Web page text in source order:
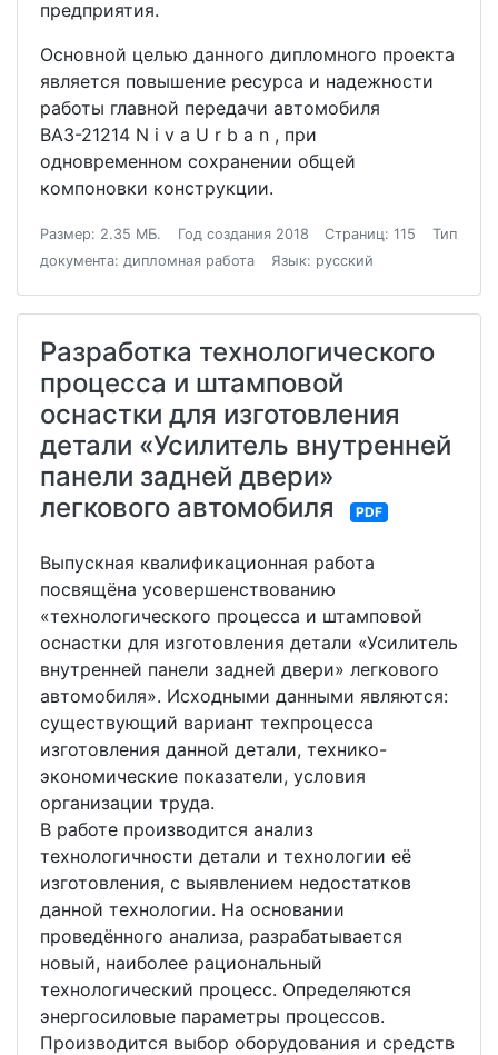
предприятия.
Основной целью данного дипломного проекта
является повышение ресурса и надежности
работы главной передачи автомобиля
ВАЗ-21214 N i v a U r b a n , при
одновременном сохранении общей
компоновки конструкции.
Размер: 2.35 МБ. Год создания 2018 Страниц: 115
Тип
документа: дипломная работа
Язык: русский
Разработка технологического
процесса и штамповой
оснастки для изготовления
детали «Усилитель внутренней
панели задней двери»
легкового автомобиля
PDF
Выпускная квалификационная работа
посвящёна усовершенствованию
«технологического процесса и штамповой
оснастки для изготовления детали «Усилитель
внутренней панели задней двери» легкового
автомобиля». Исходными данными являются:
существующий вариант техпроцесса
изготовления данной детали, технико-
экономические показатели, условия
организации труда.
В работе производится анализ
технологичности детали и технологии её
изготовления, с выявлением недостатков
данной технологии. На основании
проведённого анализа, разрабатывается
новый, наиболее рациональный
технологический процесс. Определяются
энергосиловые параметры процессов.
Производится выбор оборудования и средств